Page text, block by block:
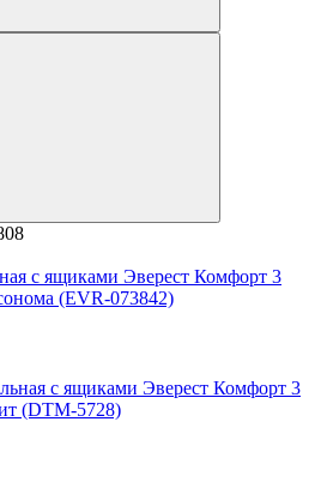
с ящиками Эверест Комфорт 3
(EVR-073842)